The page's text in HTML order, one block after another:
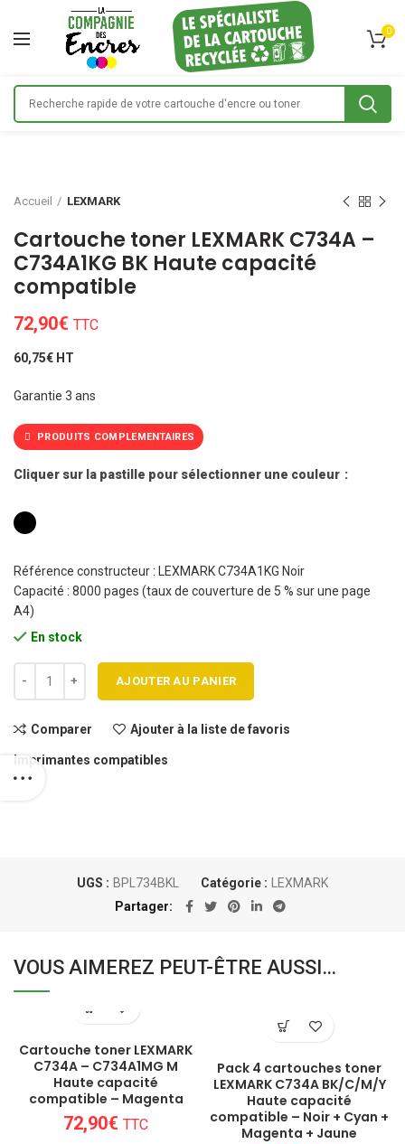
0
Accueil LEXMARK
Cartouche toner LEXMARK C734A –
C734A1KG BK Haute capacité
compatible
72,90€ TTC
60,75€ HT
Garantie 3 ans
PRODUITS COMPLEMENTAIRES
Cliquer sur la pastille pour sélectionner une couleur
Référence constructeur : LEXMARK C734A1KG Noir
Capacité : 8000 pages (taux de couverture de 5 % sur une page
A4)
En stock
AJOUTER AU PANIER
Comparer Ajouter à la liste de favoris
Imprimantes compatibles
UGS : BPL734BKL Catégorie : LEXMARK
Partager
VOUS AIMEREZ PEUT-ÊTRE AUSSI…
Cartouche toner LEXMARK
C734A – C734A1MG M
Haute capacité
compatible – Magenta
72,90€ TTC
Pack 4 cartouches toner
LEXMARK C734A BK/C/M/Y
Haute capacité
compatible – Noir + Cyan +
Magenta + Jaune